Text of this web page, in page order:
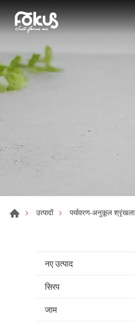
उत्पादों पर्यावरण-अनुकूल श्रृंखला
नए उत्पाद
सिरप
जाम